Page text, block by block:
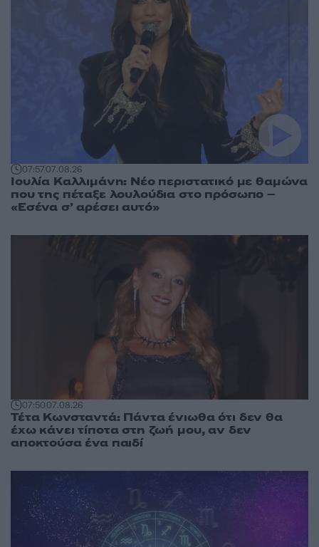
07:5707.08.26
Ιουλία Καλλιμάνη: Νέο περιστατικό με θαμώνα
που της πέταξε λουλούδια στο πρόσωπο –
«Εσένα σ’ αρέσει αυτό»
07:5007.08.26
Τέτα Κωνσταντά: Πάντα ένιωθα ότι δεν θα
έχω κάνει τίποτα στη ζωή μου, αν δεν
αποκτούσα ένα παιδί